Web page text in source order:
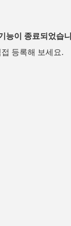
능이 종료되었습
등록해 보세요.